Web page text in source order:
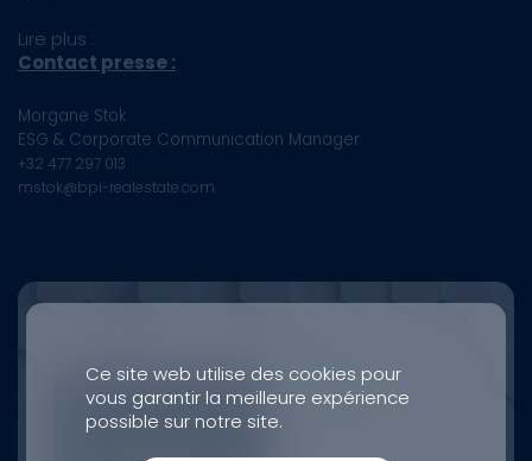
Lire plus :
Contact presse :
Morgane Stok
ESG & Corporate Communication Manager
+32 477 297 013
mstok@bpi-realestate.com
Ce site web utilise des cookies pour
vous garantir la meilleure expérience
possible sur notre site.